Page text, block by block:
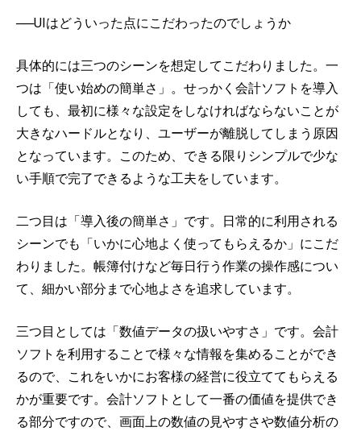
──UIはどういった点にこだわったのでしょうか
具体的には三つのシーンを想定してこだわりました。一
つは「使い始めの簡単さ」。せっかく会計ソフトを導入
しても、最初に様々な設定をしなければならないことが
大きなハードルとなり、ユーザーが離脱してしまう原因
となっています。このため、できる限りシンプルで少な
い手順で完了できるような工夫をしています。
二つ目は「導入後の簡単さ」です。日常的に利用される
シーンでも「いかに心地よく使ってもらえるか」にこだ
わりました。帳簿付けなど毎日行う作業の操作感につい
て、細かい部分まで心地よさを追求しています。
三つ目としては「数値データの扱いやすさ」です。会計
ソフトを利用することで様々な情報を集めることができ
るので、これをいかにお客様の経営に役立ててもらえる
かが重要です。会計ソフトとして一番の価値を提供でき
る部分ですので、画面上の数値の見やすさや数値分析の